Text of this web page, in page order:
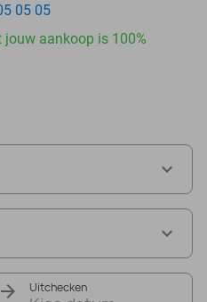
05 05
jouw aankoop is 100%
Uitchecken